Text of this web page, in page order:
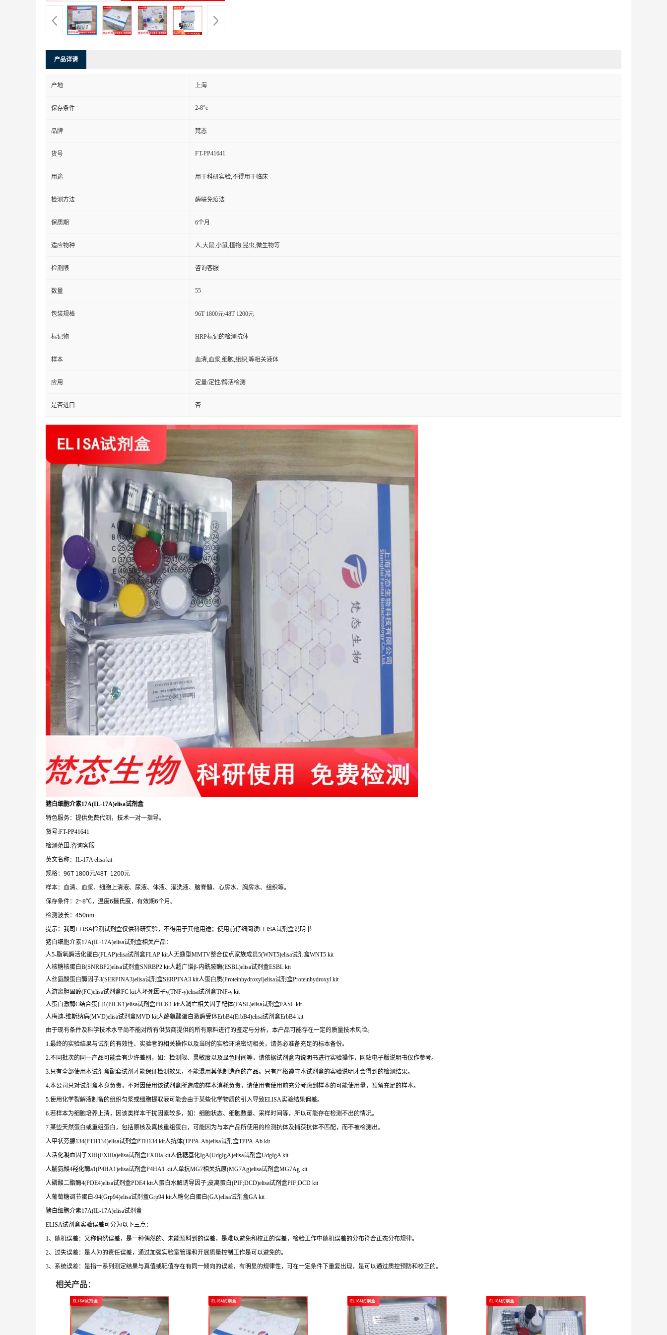
产品详请
产地 上海
保存条件 2-8°c
品牌 梵态
货号 FT-PP41641
用途 用于科研实验,不得用于临床
检测方法 酶联免疫法
保质期 6个月
适应物种 人,大鼠,小鼠,植物,昆虫,微生物等
检测限 咨询客服
数量 55
包装规格 96T 1800元/48T 1200元
标记物 HRP标记的检测抗体
样本 血清,血浆,细胞,组织,等相关液体
应用 定量/定性/酶活检测
是否进口 否
猪白细胞介素17A(IL-17A)elisa试剂盒
特色服务：提供免费代测，技术一对一指导。
货号:FT-PP41641
检测范围:咨询客服
英文名称：IL-17A elisa kit
规格：96T 1800元/48T 1200元
样本：血清、血浆、细胞上清液、尿液、体液、灌洗液、脑脊髓、心房水、胸房水、组织等。
保存条件：2~8℃，温度6摄氏度，有效期6个月。
检测波长：450nm
提示：我司ELISA检测试剂盒仅供科研实验，不得用于其他用途；使用前仔细阅读ELISA试剂盒说明书
猪白细胞介素17A(IL-17A)elisa试剂盒相关产品：
人5-脂氧酶活化蛋白(FLAP)elisa试剂盒FLAP kit人无翅型MMTV整合位点家族成员5(WNT5)elisa试剂盒WNT5 kit
人核糖核蛋白B(SNRBP2)elisa试剂盒SNRBP2 kit人超广谱β-内酰胺酶(ESBL)elisa试剂盒ESBL kit
人丝氨酸蛋白酶因子3(SERPINA3)elisa试剂盒SERPINA3 kit人蛋白质(Proteinhydroxyl)elisa试剂盒Proteinhydroxyl kit
人游离胆固醇(FC)elisa试剂盒FC kit人坏死因子γ(TNF-γ)elisa试剂盒TNF-γ kit
人蛋白激酶C结合蛋白1(PICK1)elisa试剂盒PICK1 kit人凋亡相关因子配体(FASL)elisa试剂盒FASL kit
人梅迪-维斯纳病(MVD)elisa试剂盒MVD kit人酪氨酸蛋白激酶受体ErbB4(ErbB4)elisa试剂盒ErbB4 kit
由于现有条件及科学技术水平尚不能对所有供货商提供的所有原料进行的鉴定与分析，本产品可能存在一定的质量技术风险。
1.最终的实验结果与试剂的有效性、实验者的相关操作以及当时的实验环境密切相关，请务必准备充足的标本备份。
2.不同批次的同一产品可能会有少许差别，如：检测限、灵敏度以及显色时间等，请依据试剂盒内说明书进行实验操作，网站电子版说明书仅作参考。
3.只有全部使用本试剂盒配套试剂才能保证检测效果，不能混用其他制造商的产品。只有严格遵守本试剂盒的实验说明才会得到的检测结果。
4.本公司只对试剂盒本身负责，不对因使用该试剂盒所造成的样本消耗负责，请使用者使用前充分考虑到样本的可能使用量，预留充足的样本。
5.使用化学裂解液制备的组织匀浆或细胞提取液可能会由于某些化学物质的引入导致ELISA实验结果偏差。
6.若样本为细胞培养上清，因该类样本干扰因素较多，如：细胞状态、细胞数量、采样时间等，所以可能存在检测不出的情况。
7.某些天然蛋白或重组蛋白，包括原核及真核重组蛋白，可能因为与本产品所使用的检测抗体及捕获抗体不匹配，而不被检测出。
人甲状旁腺134(PTH134)elisa试剂盒PTH134 kit人抗体(TPPA-Ab)elisa试剂盒TPPA-Ab kit
人活化凝血因子XIII(FXIIIa)elisa试剂盒FXIIIa kit人低糖基化IgA(UdgIgA)elisa试剂盒UdgIgA kit
人脯氨酸4羟化酶a1(P4HA1)elisa试剂盒P4HA1 kit人单抗MG7相关抗原(MG7Ag)elisa试剂盒MG7Ag kit
人磷酸二酯酶4(PDE4)elisa试剂盒PDE4 kit人蛋白水解诱导因子;皮离蛋白(PIF;DCD)elisa试剂盒PIF;DCD kit
人葡萄糖调节蛋白-94(Grp94)elisa试剂盒Grp94 kit人糖化白蛋白(GA)elisa试剂盒GA kit
猪白细胞介素17A(IL-17A)elisa试剂盒
ELISA试剂盒实验误差可分为以下三点：
1、随机误差：又称偶然误差，是一种偶然的、未能预料到的误差，是难以避免和校正的误差，检验工作中随机误差的分布符合正态分布规律。
2、过失误差：是人为的责任误差，通过加强实验室管理和开展质量控制工作是可以避免的。
3、系统误差：是指一系列测定结果与真值或靶值存在有同一倾向的误差，有明显的规律性，可在一定条件下重复出现，是可以通过质控预防和校正的。
相关产品：